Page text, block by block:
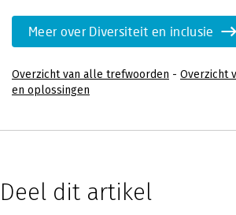
Meer over Diversiteit en inclusie
Overzicht van alle trefwoorden - Overzicht
en oplossingen
Deel dit artikel